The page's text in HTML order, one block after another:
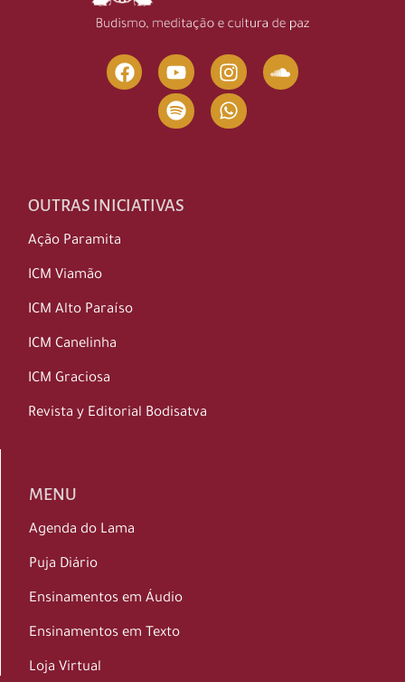
OUTRAS INICIATIVAS
Ação Paramita
ICM Viamão
ICM Alto Paraíso
ICM Canelinha
ICM Graciosa
Revista y Editorial Bodisatva
MENU
Agenda do Lama
Puja Diário
Ensinamentos em Áudio
Ensinamentos em Texto
Loja Virtual